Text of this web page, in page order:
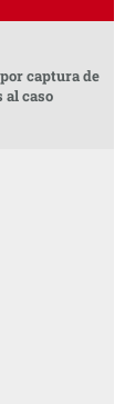
captura de
caso